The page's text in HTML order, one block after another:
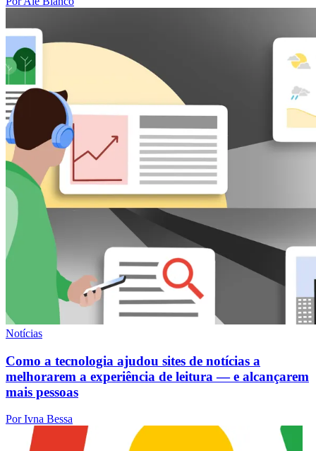
Notícias
Como a tecnologia ajudou sites de notícias a
melhorarem a experiência de leitura — e alcançarem
mais pessoas
Por Ivna Bessa